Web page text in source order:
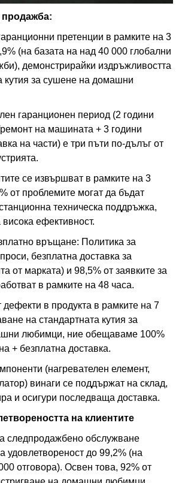
продажба:
претенции в рамките на 3
(на базата на над 40 000 глобални
демонстрирайки издръжливостта
кутия за сушене на домашни
гаранционен период (2 години
на машината + 3 години
на части) е три пъти по-дълъг от
се извършват в рамките на 3
от проблемите могат да бъдат
техническа поддръжка,
висока ефективност.
връщане: Политика за
безплатна доставка за
от марката) и 98,5% от заявките за
в рамките на 48 часа.
дефекти в продукта в рамките на 7
на стандартната кутия за
любимци, ние обещаваме 100%
+ безплатна доставка.
(нагревателен елемент,
винаги се поддържат на склад,
и осигури последваща доставка.
на клиентите
следпродажбено обслужване
удовлетвореност до 99,2% (на
отговора). Освен това, 92% от